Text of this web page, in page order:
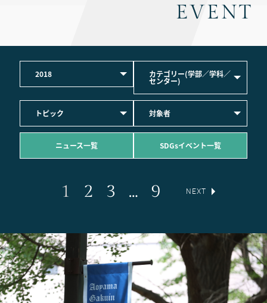
EVENT
2018 カテゴリー(学部／学科／
センター)
トピック 対象者
ニュース一覧 SDGsイベント一覧
1 2 3 … 9 NEXT